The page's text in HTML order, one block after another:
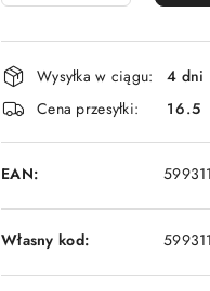
Dostępność
i
dostawa
Wysyłka w ciągu:
4 dni
Cena przesyłki:
16.5
EAN:
Własny kod: